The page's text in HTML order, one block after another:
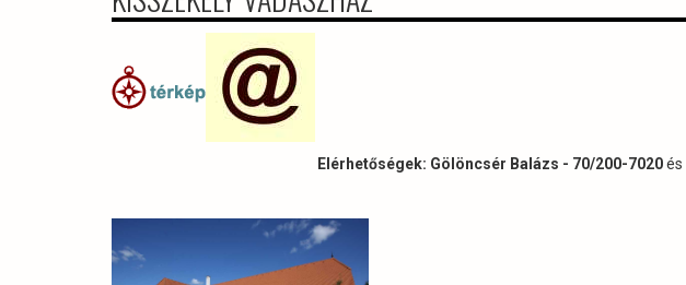
Elérhetőségek: Gölöncsér Balázs - 70/200-7020és